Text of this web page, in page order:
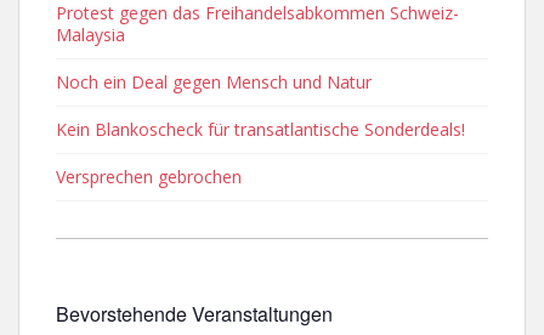
Protest gegen das Freihandelsabkommen Schweiz-
Malaysia
Noch ein Deal gegen Mensch und Natur
Kein Blankoscheck für transatlantische Sonderdeals!
Versprechen gebrochen
Bevorstehende Veranstaltungen